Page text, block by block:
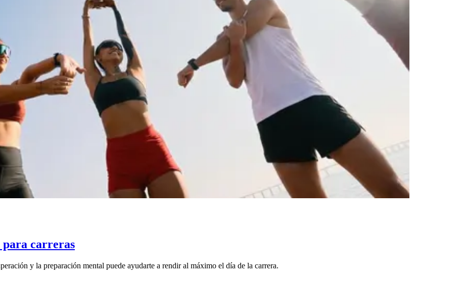
para carreras
y la preparación mental puede ayudarte a rendir al máximo el día de la carrera.